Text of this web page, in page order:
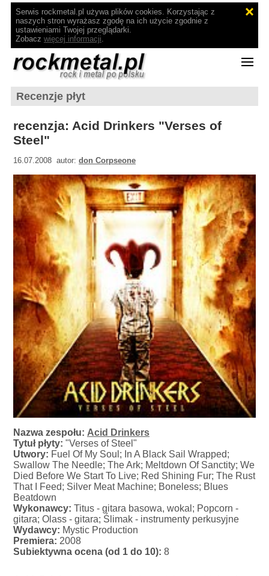
Serwis rockmetal.pl używa plików cookies. Korzystając z
naszych stron wyrażasz zgodę na ich użycie zgodnie z
ustawieniami Twojej przeglądarki.
Zobacz więcej informacji.
Recenzje płyt
recenzja: Acid Drinkers "Verses of
Steel"
16.07.2008 autor:don Corpseone
Nazwa zespołu: Acid Drinkers
Tytuł płyty: "Verses of Steel"
Utwory: Fuel Of My Soul; In A Black Sail Wrapped;
Swallow The Needle; The Ark; Meltdown Of Sanctity; We
Died Before We Start To Live; Red Shining Fur; The Rust
That I Feed; Silver Meat Machine; Boneless; Blues
Beatdown
Wykonawcy: Titus - gitara basowa, wokal; Popcorn -
gitara; Olass - gitara; Ślimak - instrumenty perkusyjne
Wydawcy: Mystic Production
Premiera: 2008
Subiektywna ocena (od 1 do 10): 8